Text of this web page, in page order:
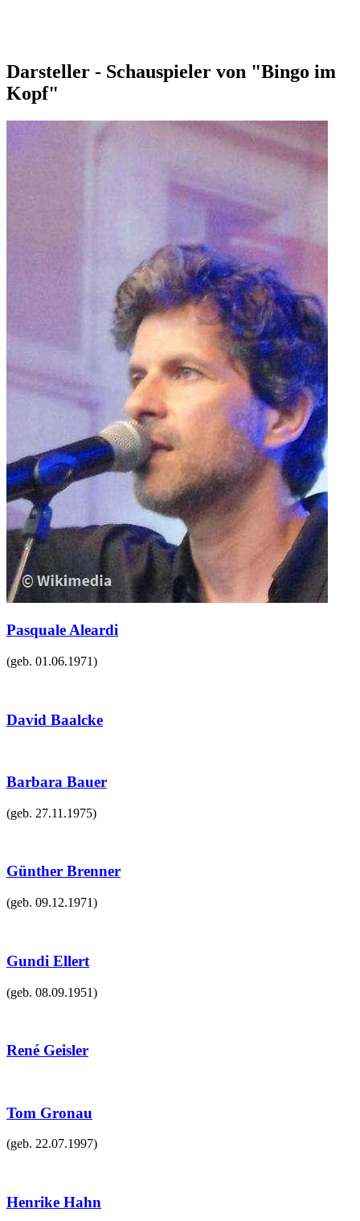
Darsteller - Schauspieler von "Bingo im
Kopf"
Pasquale Aleardi
(geb. 01.06.1971)
David Baalcke
Barbara Bauer
(geb. 27.11.1975)
Günther Brenner
(geb. 09.12.1971)
Gundi Ellert
(geb. 08.09.1951)
René Geisler
Tom Gronau
(geb. 22.07.1997)
Henrike Hahn